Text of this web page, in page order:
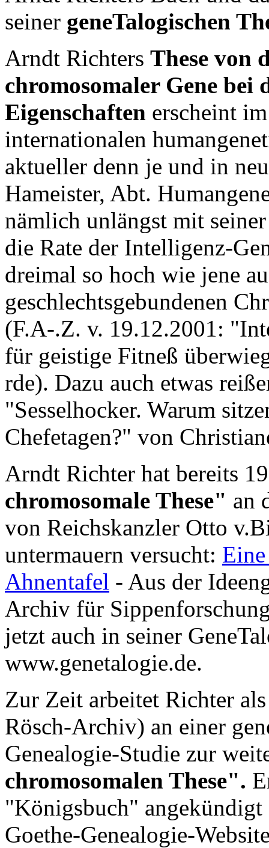
seiner geneTalogischen
Arndt Richters These von
chromosomaler Gene bei
Eigenschaften erscheint
internationalen
aktueller denn je und in
Hameister, Abt.
nämlich unlängst mit
die Rate der Intelligenz-
dreimal so hoch wie jene
geschlechtsgebundenen
(F.A-.Z. v. 19.12.2001:
für geistige Fitneß
rde). Dazu auch etwas
"Sesselhocker. Warum
Chefetagen?" von
Arndt Richter hat bereits
chromosomale These" an
von Reichskanzler Otto
untermauern versucht:
Ahnentafel - Aus der
Archiv für
jetzt auch in seiner
www.genetalogie.de.
Zur Zeit arbeitet Richter
Rösch-Archiv) an einer
Genealogie-Studie zur
chromosomalen These".
"Königsbuch"
Goethe-Genealogie-